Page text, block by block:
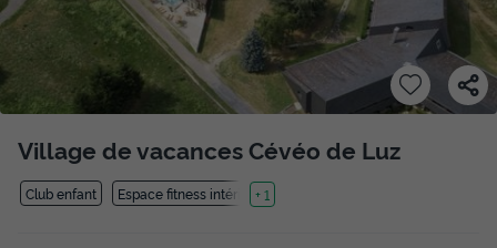
Village de vacances Cévéo de Luz
Club enfant Espace fitness intérieure
+ 1